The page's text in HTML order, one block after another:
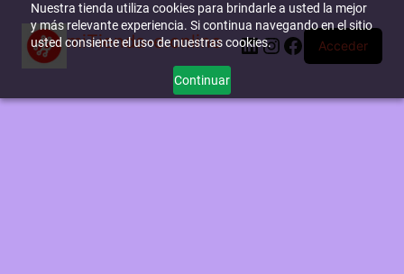
Nuestra tienda utiliza cookies para brindarle a usted la mejor
y más relevante experiencia. Si continua navegando en el sitio
usted consiente el uso de nuestras cookies.
Continuar
miTienda-e.online LinkedIn
Instagram
Facebook
Acceder